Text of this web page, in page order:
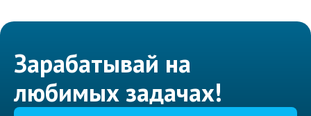
Зарабатывай на
любимых задачах!